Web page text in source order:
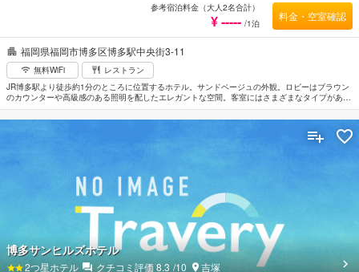
福岡県福岡市博多区博多駅中央街3-11
無料WiFi
レストラン
JR博多駅より徒歩約1分のところに位置するホテル。サンドベージュの外観。ロビーはブラウン
のカウンターや高級感のある照明を配したエレガントな空間。客室にはさまざまなタイプがあり
幅広いニーズに対応している。近くにはコンビニエンスストアもあり便利。近隣には系列ホテル
「博多グリーンホテル1号館」と「アネックス館」がある。福岡空港から約4km。
参考宿泊料金（大人2名合計）
¥ ----- /1泊
料金・空室確認
博多サンヒルズホテル
2つ星ホテル クチコミ評価8.3 /10 吉塚